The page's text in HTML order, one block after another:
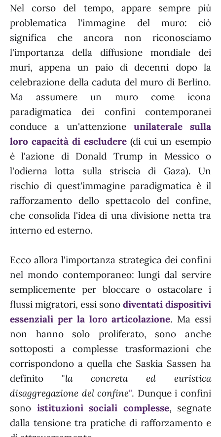
Nel corso del tempo, appare sempre più
problematica l'immagine del muro: ciò
significa che ancora non riconosciamo
l'importanza della diffusione mondiale dei
muri, appena un paio di decenni dopo la
celebrazione della caduta del muro di Berlino.
Ma assumere un muro come icona
paradigmatica dei confini contemporanei
conduce a un'attenzione unilaterale sulla
loro capacità di escludere (di cui un esempio
è l'azione di Donald Trump in Messico o
l'odierna lotta sulla striscia di Gaza). Un
rischio di quest'immagine paradigmatica è il
rafforzamento dello spettacolo del confine,
che consolida l'idea di una divisione netta tra
interno ed esterno.
Ecco allora l'importanza strategica dei confini
nel mondo contemporaneo: lungi dal servire
semplicemente per bloccare o ostacolare i
flussi migratori, essi sono diventati dispositivi
essenziali per la loro articolazione. Ma essi
non hanno solo proliferato, sono anche
sottoposti a complesse trasformazioni che
corrispondono a quella che Saskia Sassen ha
definito "la concreta ed euristica
disaggregazione del confine". Dunque i confini
sono istituzioni sociali complesse, segnate
dalla tensione tra pratiche di rafforzamento e